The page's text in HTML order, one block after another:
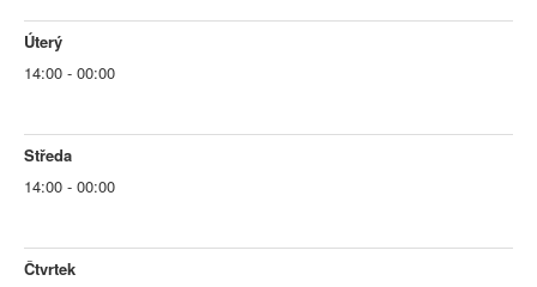
Úterý
14:00 - 00:00
Středa
14:00 - 00:00
Čtvrtek